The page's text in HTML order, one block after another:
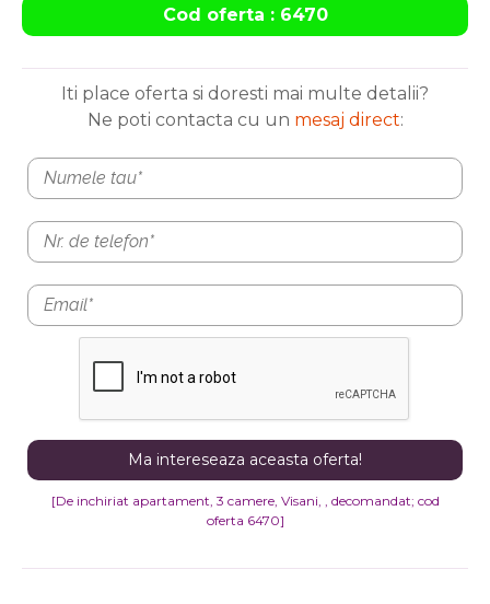
Cod oferta : 6470
Iti place oferta si doresti mai multe detalii?
Ne poti contacta cu un mesaj direct:
[De inchiriat apartament, 3 camere, Visani, , decomandat; cod
oferta 6470]